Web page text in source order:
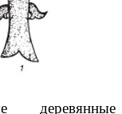
деревянные